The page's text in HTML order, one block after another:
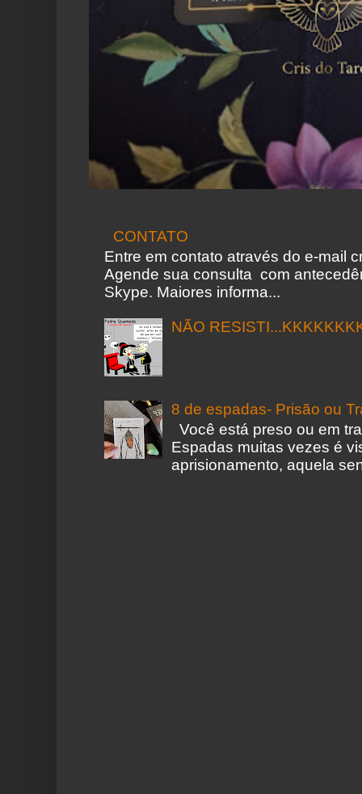
CONTATO
Entre em contato através do e-mail
Agende sua consulta com
Skype. Maiores informa...
NÃO
8 de espadas- Prisão ou
Você está preso ou em
Espadas muitas vezes é
aprisionamento, aquela